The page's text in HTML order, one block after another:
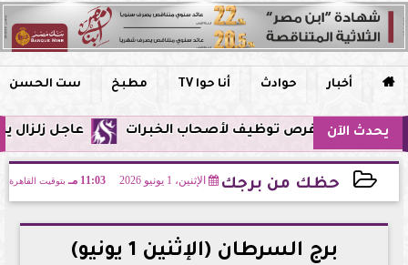
 أخبار حوادث أنا حوا TV مطبخ ست الحسن
يحدث الآن عاجل زلزال يشعر به سكان مصر فجر
حظك من برجك الإثنين، 1 يونيو 2026 11:03 مـ بتوقيت القاهرة
2026-06-01 23:03:46
برج السرطان (الإثنين 1 يونيو)